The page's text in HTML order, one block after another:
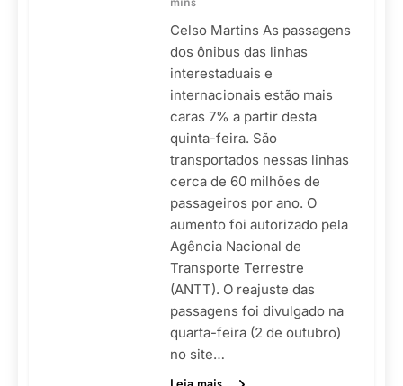
Celso Martins As passagens
dos ônibus das linhas
interestaduais e
internacionais estão mais
caras 7% a partir desta
quinta-feira. São
transportados nessas linhas
cerca de 60 milhões de
passageiros por ano. O
aumento foi autorizado pela
Agência Nacional de
Transporte Terrestre
(ANTT). O reajuste das
passagens foi divulgado na
quarta-feira (2 de outubro)
no site…